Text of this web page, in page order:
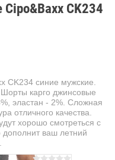
CK234
CK234 синие мужские.
карго джинсовые
эластан - 2%. Сложная
отличного качества.
хорошо смотреться с
дополнит ваш летний